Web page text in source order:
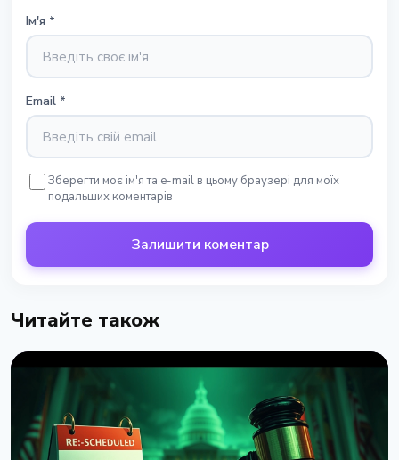
Ім'я *
Email *
Зберегти моє ім'я та e-mail в цьому браузері для моїх
подальших коментарів
Залишити коментар
Читайте також